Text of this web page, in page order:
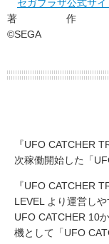
セガプラザ公式サイ
著
©SEGA
『UFO CATCHER
次稼働開始した「
『UFO CATCHER
LEVEL より運営し
UFO CATCHER 10
機として「UFO